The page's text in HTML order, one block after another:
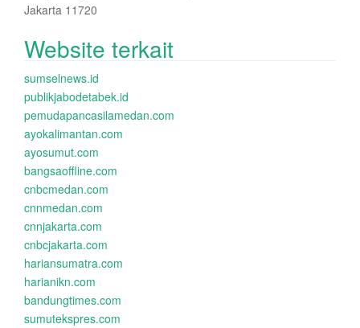
Jakarta 11720
Website terkait
sumselnews.id
publikjabodetabek.id
pemudapancasilamedan.com
ayokalimantan.com
ayosumut.com
bangsaoffline.com
cnbcmedan.com
cnnmedan.com
cnnjakarta.com
cnbcjakarta.com
hariansumatra.com
harianikn.com
bandungtimes.com
sumutekspres.com